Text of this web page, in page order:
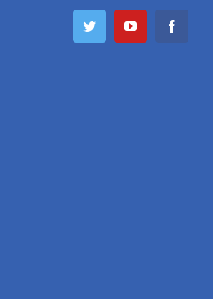
Twitter YouTube